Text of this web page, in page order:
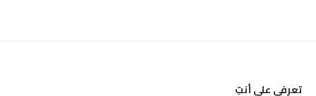
تعرفي على أنتِ